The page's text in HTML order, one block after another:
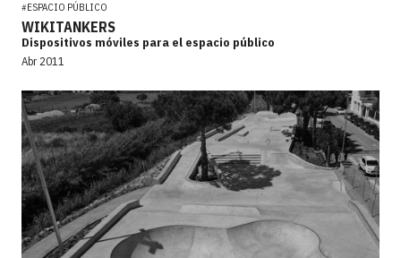
#ESPACIO PÚBLICO
WIKITANKERS
Dispositivos móviles para el espacio público
Abr 2011